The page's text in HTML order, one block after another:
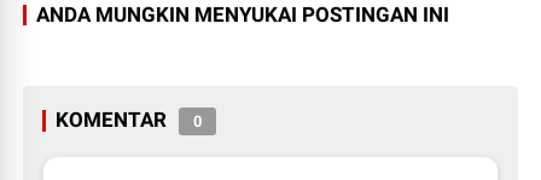
ANDA MUNGKIN MENYUKAI POSTINGAN INI
KOMENTAR 0